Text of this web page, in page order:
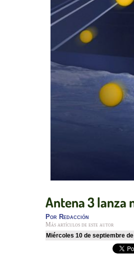
Antena 3 lanza
Por Redacción
Más artículos de este autor
miércoles 10 de septiembre